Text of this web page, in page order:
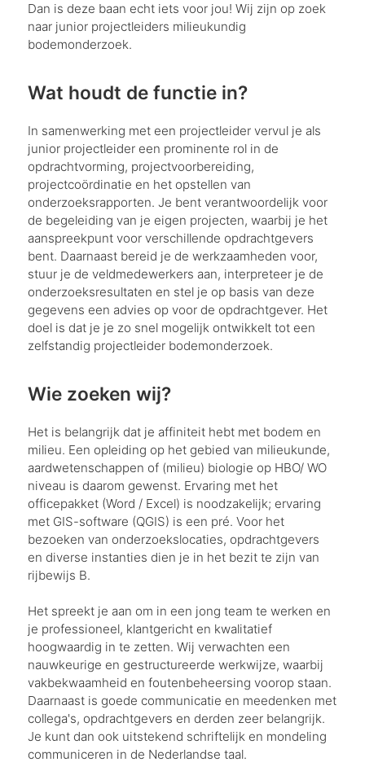
Dan is deze baan echt iets voor jou! Wij zijn op zoek
naar junior projectleiders milieukundig
bodemonderzoek.
Wat houdt de functie in?
In samenwerking met een projectleider vervul je als
junior projectleider een prominente rol in de
opdrachtvorming, projectvoorbereiding,
projectcoördinatie en het opstellen van
onderzoeksrapporten. Je bent verantwoordelijk voor
de begeleiding van je eigen projecten, waarbij je het
aanspreekpunt voor verschillende opdrachtgevers
bent. Daarnaast bereid je de werkzaamheden voor,
stuur je de veldmedewerkers aan, interpreteer je de
onderzoeksresultaten en stel je op basis van deze
gegevens een advies op voor de opdrachtgever. Het
doel is dat je je zo snel mogelijk ontwikkelt tot een
zelfstandig projectleider bodemonderzoek.
Wie zoeken wij?
Het is belangrijk dat je affiniteit hebt met bodem en
milieu. Een opleiding op het gebied van milieukunde,
aardwetenschappen of (milieu) biologie op HBO/ WO
niveau is daarom gewenst. Ervaring met het
officepakket (Word / Excel) is noodzakelijk; ervaring
met GIS-software (QGIS) is een pré. Voor het
bezoeken van onderzoekslocaties, opdrachtgevers
en diverse instanties dien je in het bezit te zijn van
rijbewijs B.
Het spreekt je aan om in een jong team te werken en
je professioneel, klantgericht en kwalitatief
hoogwaardig in te zetten. Wij verwachten een
nauwkeurige en gestructureerde werkwijze, waarbij
vakbekwaamheid en foutenbeheersing voorop staan.
Daarnaast is goede communicatie en meedenken met
collega's, opdrachtgevers en derden zeer belangrijk.
Je kunt dan ook uitstekend schriftelijk en mondeling
communiceren in de Nederlandse taal.